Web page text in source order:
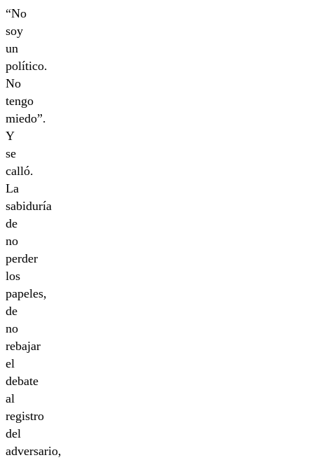
“No
soy
un
político.
No
tengo
miedo”.
Y
se
calló.
La
sabiduría
de
no
perder
los
papeles,
de
no
rebajar
el
debate
al
registro
del
adversario,